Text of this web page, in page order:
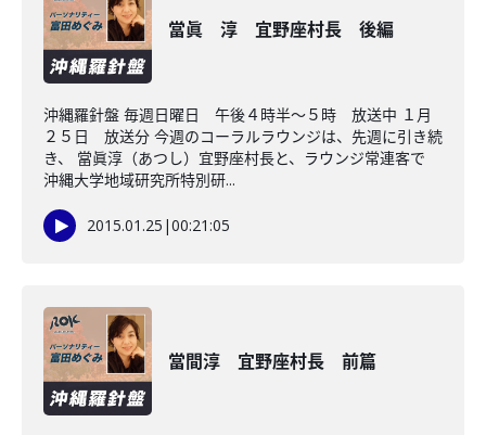
當眞 淳 宜野座村長 後編
沖縄羅針盤 毎週日曜日 午後４時半～５時 放送中 １月
２５日 放送分 今週のコーラルラウンジは、先週に引き続
き、 當眞淳（あつし）宜野座村長と、ラウンジ常連客で
沖縄大学地域研究所特別研...
2015.01.25 |00:21:05
當間淳 宜野座村長 前篇